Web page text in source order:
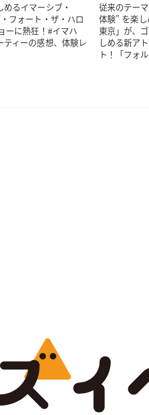
るイマーシブ・
フォート・ザ・ハロ
ーに熱狂！#イマハ
ィーの感想、体験レ
従来のテー
体験” を楽
東京」が、
しめる新ア
ト！「フォ